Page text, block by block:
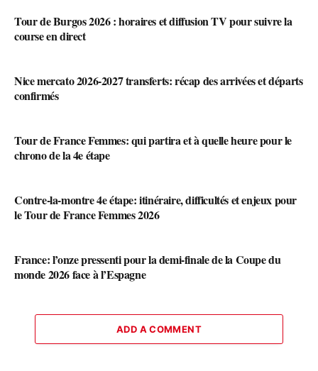
Tour de Burgos 2026 : horaires et diffusion TV pour suivre la
course en direct
Nice mercato 2026-2027 transferts: récap des arrivées et départs
confirmés
Tour de France Femmes: qui partira et à quelle heure pour le
chrono de la 4e étape
Contre-la-montre 4e étape: itinéraire, difficultés et enjeux pour
le Tour de France Femmes 2026
France: l’onze pressenti pour la demi-finale de la Coupe du
monde 2026 face à l’Espagne
ADD A COMMENT